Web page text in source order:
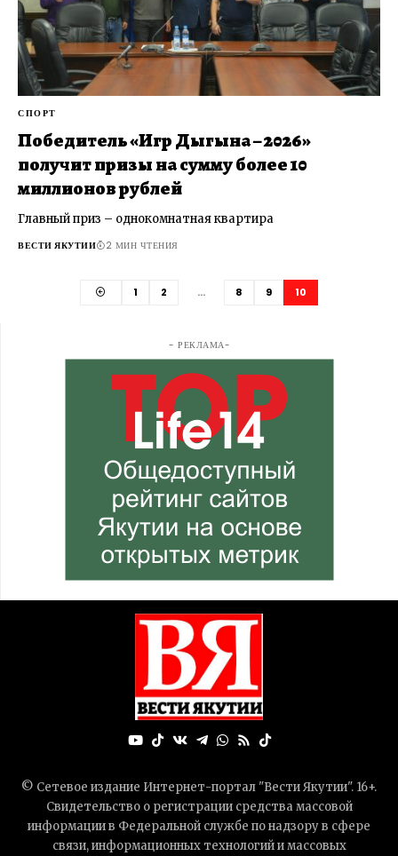
СПОРТ
Победитель «Игр Дыгына – 2026»
получит призы на сумму более 10
миллионов рублей
Главный приз – однокомнатная квартира
ВЕСТИ ЯКУТИИ 2 МИН ЧТЕНИЯ
1 2 … 8 9 10
- РЕКЛАМА-
© Сетевое издание Интернет-портал "Вести Якутии". 16+.
Свидетельство о регистрации средства массовой
информации в Федеральной службе по надзору в сфере
связи, информационных технологий и массовых